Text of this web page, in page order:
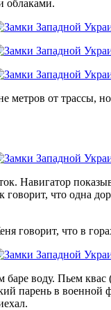
облаками.
метров от трассы,
Навигатор
что одна
говорит, что в
воду. Пьем
парень в